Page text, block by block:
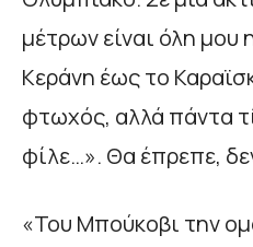
µέτρων είναι όλη
Κεράνη έως το
φτωχός, αλλά πάντα
φίλε…». Θα έπρεπε,
«Του Μπούκοβι την